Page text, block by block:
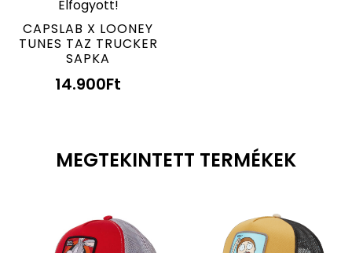
Elfogyott!
CAPSLAB X LOONEY
TUNES TAZ TRUCKER
SAPKA
14.900Ft
MEGTEKINTETT TERMÉKEK